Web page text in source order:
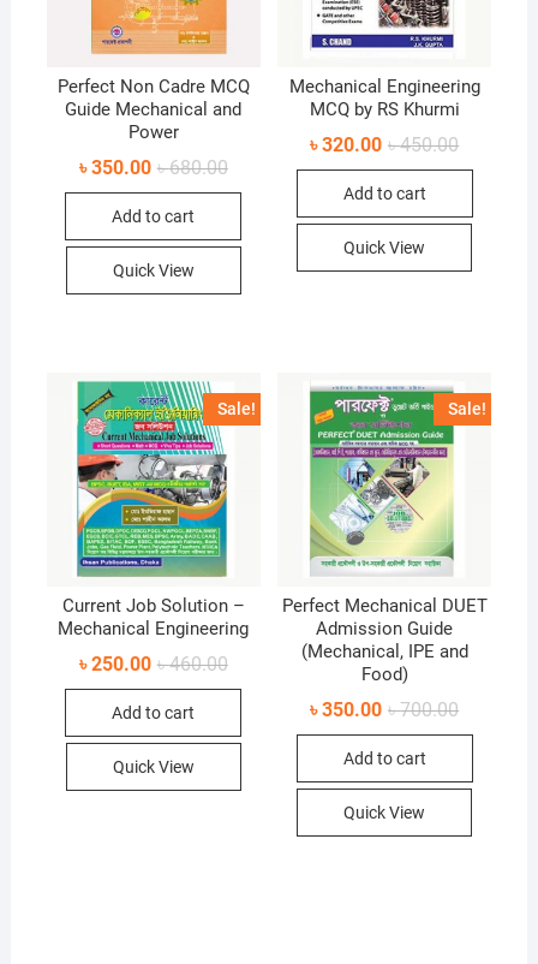
Perfect Non Cadre MCQ
Guide Mechanical and
Power
৳680.00Original
৳350.00
Current
Add to cart
Quick View
Mechanical Engineering
MCQ by RS Khurmi
৳450.00Original
৳320.00
Current
Add to cart
Quick View
Sale!
Current Job Solution –
Mechanical Engineering
৳460.00Original
৳250.00
Current
Add to cart
Quick View
Sale!
Perfect Mechanical DUET
Admission Guide
(Mechanical, IPE and
Food)
৳700.00Original
৳350.00
Current
Add to cart
Quick View